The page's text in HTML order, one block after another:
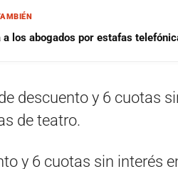
a los abogados por estafas
descuento y 6 cuotas
de teatro.
y 6 cuotas sin interés